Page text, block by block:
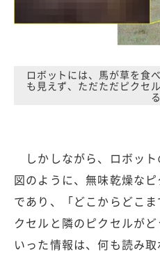
ロボットには、馬が草を食
も見えず、ただただピクセ
る
しかしながら、ロボッ
図のように、無味乾燥な
であり、「どこからどこ
クセルと隣のピクセルが
いった情報は、何も読み取